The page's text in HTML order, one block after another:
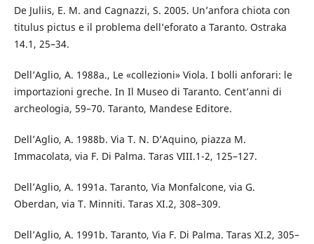
De Juliis, E. M. and Cagnazzi, S. 2005. Un’anfora chiota con
titulus pictus e il problema dell’eforato a Taranto. Ostraka
14.1, 25–34.
Dell’Aglio, A. 1988a., Le «collezioni» Viola. I bolli anforari: le
importazioni greche. In Il Museo di Taranto. Cent’anni di
archeologia, 59–70. Taranto, Mandese Editore.
Dell’Aglio, A. 1988b. Via T. N. D’Aquino, piazza M.
Immacolata, via F. Di Palma. Taras VIII.1-2, 125–127.
Dell’Aglio, A. 1991a. Taranto, Via Monfalcone, via G.
Oberdan, via T. Minniti. Taras XI.2, 308–309.
Dell’Aglio, A. 1991b. Taranto, Via F. Di Palma. Taras XI.2, 305–